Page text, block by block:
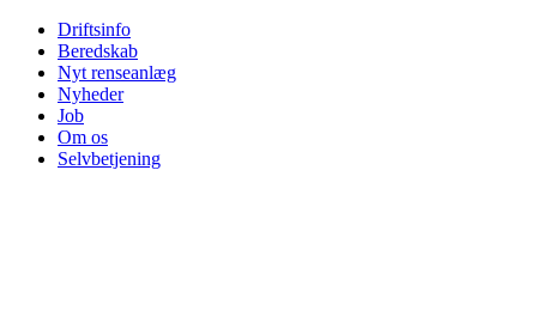
Driftsinfo
Beredskab
Nyt renseanlæg
Nyheder
Job
Om os
Selvbetjening